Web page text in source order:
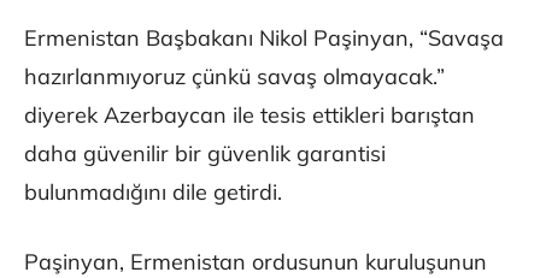
Ermenistan Başbakanı Nikol Paşinyan, “Savaşa
hazırlanmıyoruz çünkü savaş olmayacak.”
diyerek Azerbaycan ile tesis ettikleri barıştan
daha güvenilir bir güvenlik garantisi
bulunmadığını dile getirdi.
Paşinyan, Ermenistan ordusunun kuruluşunun